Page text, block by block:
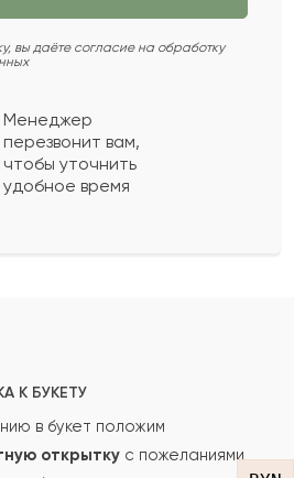
еще
вы даёте согласие на обработку
Менеджер
перезвонит вам,
чтобы уточнить
удобное время
К БУКЕТУ
в букет положим
открытку с пожеланиями